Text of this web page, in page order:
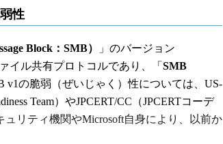
性
Block：SMB）
」のバージョン
イル共有プロトコルであり、「 SMB
v1の脆弱（ぜいじゃく）性については、US-
Team）やJPCERT/CC（JPCERTコーデ
リティ機関やMicrosoft自身により、以前か